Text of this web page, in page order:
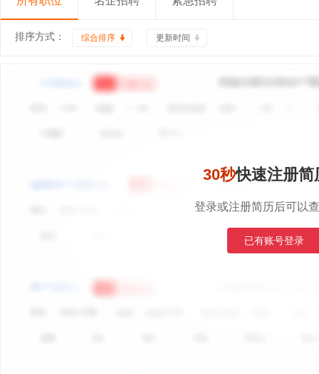
排序方式： 综合排序 更新时间
30秒快速注册简
登录或注册简历后可以
已有账号登录